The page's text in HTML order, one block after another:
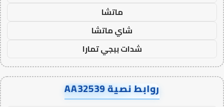
ماتشا
شاي ماتشا
شدات ببجي تمارا
روابط نصية AA32539